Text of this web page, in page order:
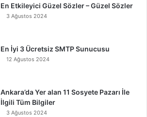
En Etkileyici Güzel Sözler – Güzel Sözler
3 Ağustos 2024
En İyi 3 Ücretsiz SMTP Sunucusu
12 Ağustos 2024
Ankara’da Yer alan 11 Sosyete Pazarı İle
İlgili Tüm Bilgiler
3 Ağustos 2024